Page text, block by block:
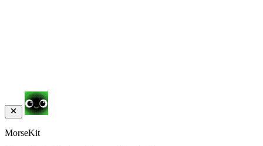
MorseKit